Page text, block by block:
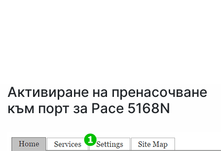
Активиране на пренасочване
към порт за Pace 5168N